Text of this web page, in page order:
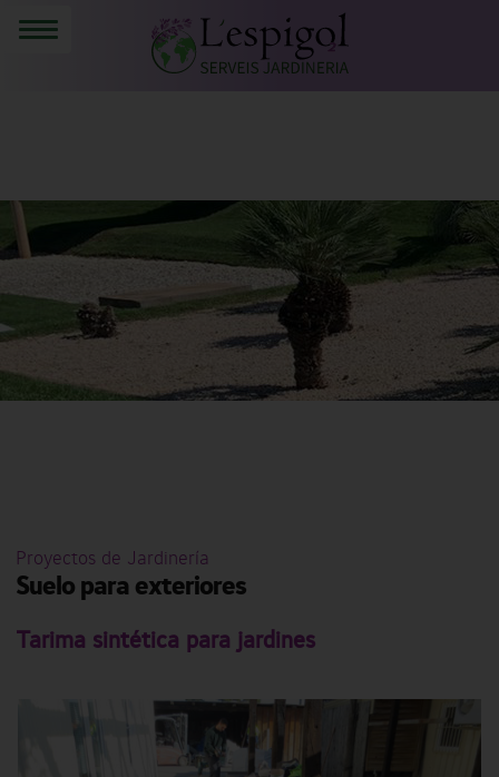
Proyectos de Jardinería
Suelo para exteriores
Tarima sintética para jardines